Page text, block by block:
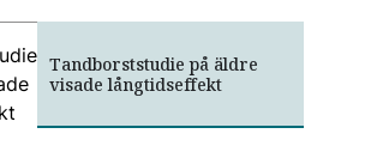
Tandborststudie på äldre
visade långtidseffekt